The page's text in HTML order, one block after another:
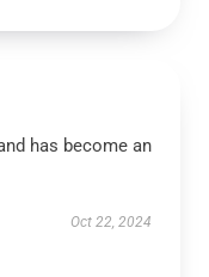
has become an
Oct 22, 2024